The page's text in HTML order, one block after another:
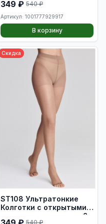
den, цвет телесный,
размер L
349 ₽ 540 ₽
Артикул: 1001777929917
В корзину
Скидка
ST108 Ультратонкие
Колготки с открытыми
пальцами, плотность 8
540 ₽